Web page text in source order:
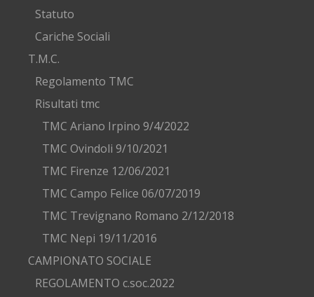
Statuto
Cariche Sociali
T.M.C.
Regolamento TMC
Risultati tmc
TMC Ariano Irpino 9/4/2022
TMC Ovindoli 9/10/2021
TMC Firenze 12/06/2021
TMC Campo Felice 06/07/2019
TMC Trevignano Romano 2/12/2018
TMC Nepi 19/11/2016
CAMPIONATO SOCIALE
REGOLAMENTO c.soc.2022